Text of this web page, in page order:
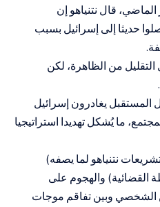
قال نتنياهو إن
حديثا إلى إسرائيل بسبب
من الظاهرة، لكن
المستقبل يغادرون إسرائيل
ما يُشكل تهديدا استراتيجيا
نتنياهو لما يصفه)
القضائية) والهجوم على
الشخصي وبين تفاقم موجات